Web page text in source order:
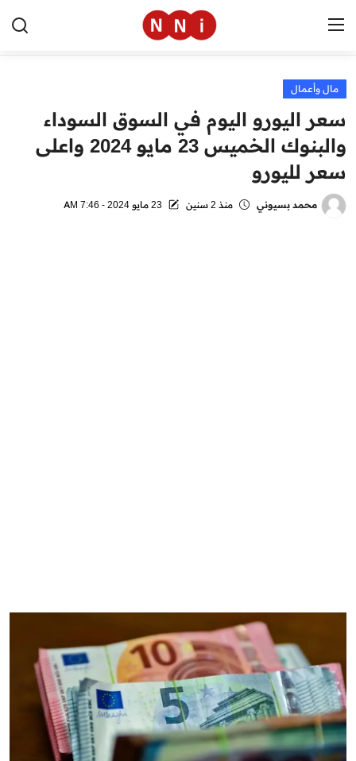
الرئيسية
اخبار مصر
العالم
الرياضة
مال وأعمال
سعر اليورو اليوم في السوق السوداء
والبنوك الخميس 23 مايو 2024 واعلى
سعر لليورو
محمد بسيوني منذ 2 سنين 23 مايو 2024 - 7:46 AM